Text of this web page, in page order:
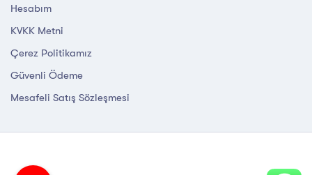
Hesabım
KVKK Metni
Çerez Politikamız
Güvenli Ödeme
Mesafeli Satış Sözleşmesi